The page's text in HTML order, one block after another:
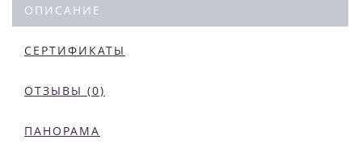
ОПИСАНИЕ
СЕРТИФИКАТЫ
ОТЗЫВЫ (0)
ПАНОРАМА